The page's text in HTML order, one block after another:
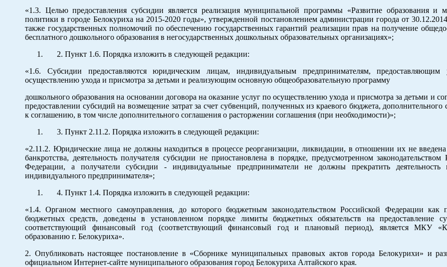
«1.3. Целью предоставления субсидии является реализация муниципальной программы «Развитие образования и
политики в городе Белокуриха на 2015-2020 годы», утвержденной постановлением администрации города от
также государственных полномочий по обеспечению государственных гарантий реализации прав на получение
бесплатного дошкольного образования в негосударственных дошкольных образовательных организациях»;
Пункт 1.6. Порядка изложить в следующей редакции:
«1.6. Субсидии предоставляются юридическим лицам, индивидуальным предпринимателям, предоставляющим
осуществлению ухода и присмотра за детьми и реализующим основную общеобразовательную программу
дошкольного образования на основании договора на оказание услуг по осуществлению ухода и присмотра за детьми и
предоставлении субсидий на возмещение затрат за счет субвенций, полученных из краевого бюджета, дополнительного
к соглашению, в том числе дополнительного соглашения о расторжении соглашения (при необходимости)»;
Пункт 2.11.2. Порядка изложить в следующей редакции:
«2.11.2. Юридические лица не должны находиться в процессе реорганизации, ликвидации, в отношении их не
банкротства, деятельность получателя субсидии не приостановлена в порядке, предусмотренном законодательством
Федерации, а получатели субсидии - индивидуальные предприниматели не должны прекратить деятельность
индивидуального предпринимателя»;
Пункт 1.4. Порядка изложить в следующей редакции:
«1.4. Органом местного самоуправления, до которого бюджетным законодательством Российской Федерации как
бюджетных средств, доведены в установленном порядке лимиты бюджетных обязательств на предоставление
соответствующий финансовый год (соответствующий финансовый год и плановый период), является МКУ
образованию г. Белокуриха».
2. Опубликовать настоящее постановление в «Сборнике муниципальных правовых актов города Белокурихи» и
официальном Интернет-сайте муниципального образования город Белокуриха Алтайского края.